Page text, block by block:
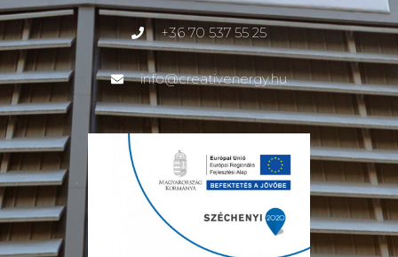
+36 70 537 55 25
info@creativenergy.hu